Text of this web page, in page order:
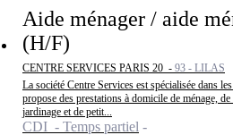
Aide ménager / aide
(H/F)
CENTRE SERVICES PARIS 20 - 93 - LILAS
La société Centre Services est spécialisée dans
propose des prestations à domicile de ménage,
jardinage et de petit...
CDI - Temps partiel